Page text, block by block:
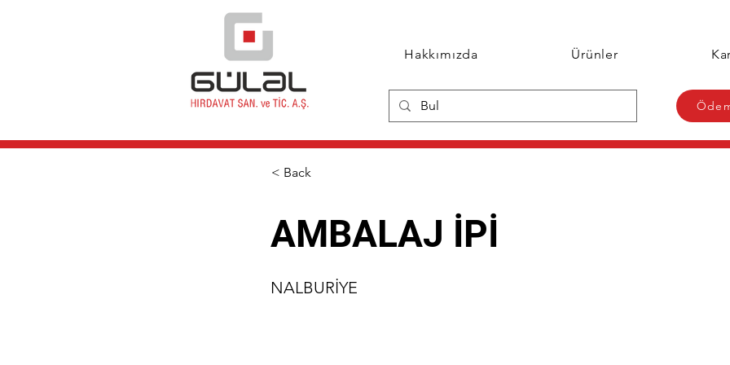
Hakkımızda Ürünler
< Back
AMBALAJ İPİ
NALBURİYE